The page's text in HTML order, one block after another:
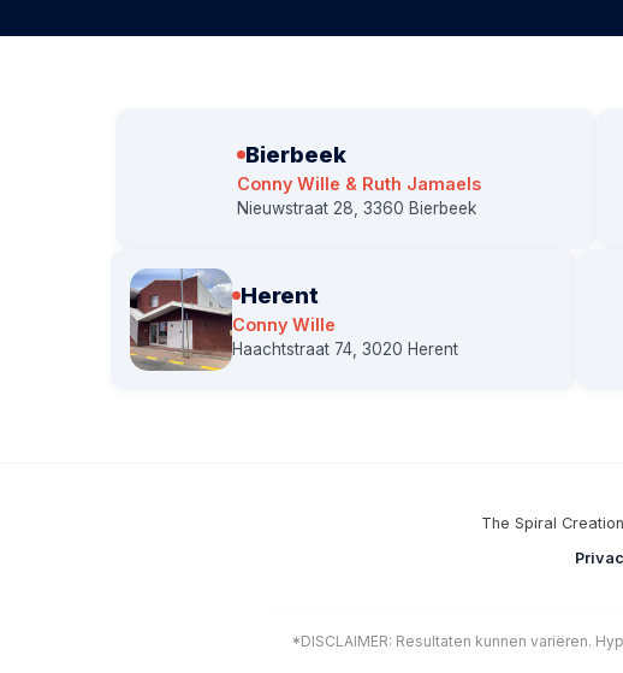
Bierbeek
Conny Wille & Ruth Jamaels
Nieuwstraat 28, 3360 Bierbeek
Herent
Conny Wille
Haachtstraat 74, 3020 Herent
The Spiral
*DISCLAIMER: Resultaten kunnen variëren.